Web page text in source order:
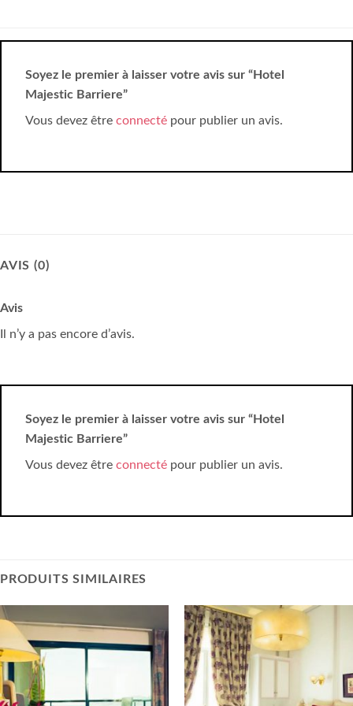
Soyez le premier à laisser votre avis sur “Hotel
Majestic Barriere”
Vous devez être connecté pour publier un avis.
AVIS (0)
Avis
Il n’y a pas encore d’avis.
Soyez le premier à laisser votre avis sur “Hotel
Majestic Barriere”
Vous devez être connecté pour publier un avis.
PRODUITS SIMILAIRES